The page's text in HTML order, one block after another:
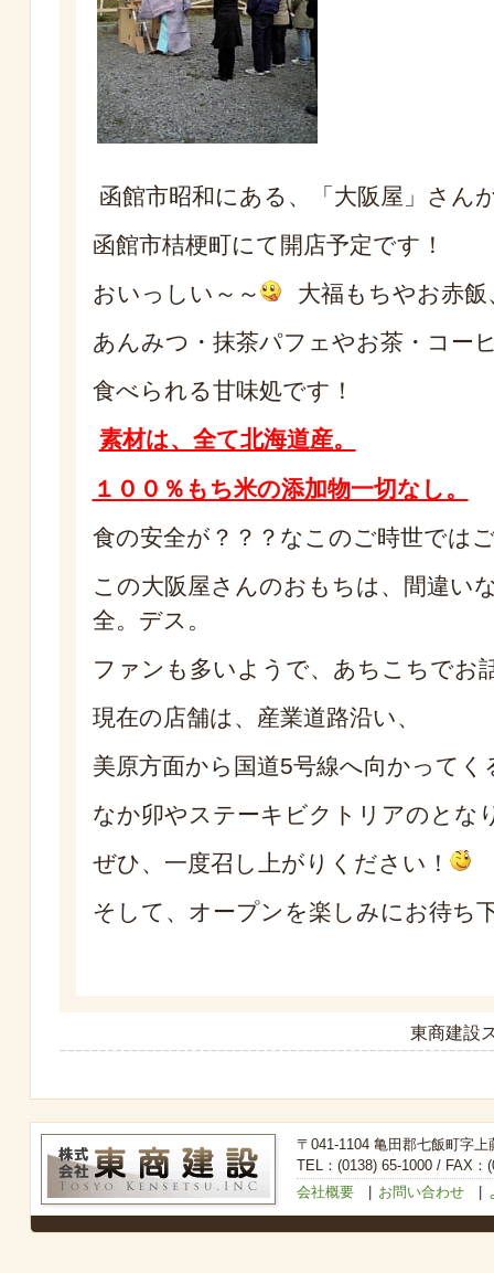
函館市昭和にある、「大阪屋」さん
函館市桔梗町にて開店予定です！
おいっしい～～
大福もちやお赤
あんみつ・抹茶パフェやお茶・コー
食べられる甘味処です！
素材は、全て北海道産。
１００％もち米の添加物一切なし。
食の安全が？？？なこのご時世では
この大阪屋さんのおもちは、間違い
全。デス。
ファンも多いようで、あちこちでお
現在の店舗は、産業道路沿い、
美原方面から国道5号線へ向かってく
なか卯やステーキビクトリアのとな
ぜひ、一度召し上がりください！
そして、オープンを楽しみにお待ち
東商建設
〒041-1104 亀田郡七飯町字上
TEL：(0138) 65-1000 / FAX：
会社概要| お問い合わせ|